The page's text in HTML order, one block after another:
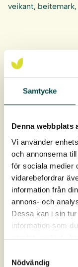
Samtycke
Denna webbplats
Vi använder
och annonserna
för sociala medier
vidarebefordrar
information från
annons- och
Dessa kan i sin
information som
samlat in när du
Nödvändig
veikant,
5-10
frøsåing
Pluggene er 9 cm
rotvolum.
Levering: April-